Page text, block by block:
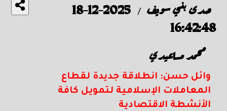
صدى بني سويف /
2025-12-18
16:42:48
محمد مساعيدي
وائل حسن: انطلاقة جديدة لقطاع
المعاملات الإسلامية لتمويل كافة
الأنشطة الاقتصادية